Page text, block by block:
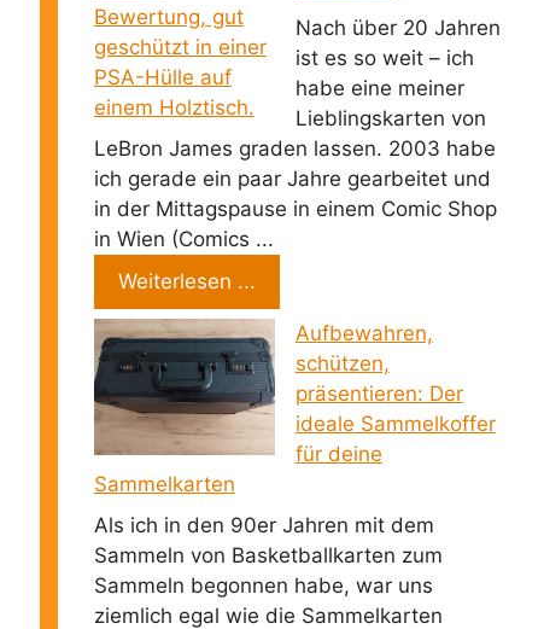
Nach über 20 Jahren
ist es so weit – ich
habe eine meiner
Lieblingskarten von
LeBron James graden lassen. 2003 habe
ich gerade ein paar Jahre gearbeitet und
in der Mittagspause in einem Comic Shop
in Wien (Comics ...
Weiterlesen ...
Aufbewahren,
schützen,
präsentieren: Der
ideale Sammelkoffer
für deine
Sammelkarten
Als ich in den 90er Jahren mit dem
Sammeln von Basketballkarten zum
Sammeln begonnen habe, war uns
ziemlich egal wie die Sammelkarten